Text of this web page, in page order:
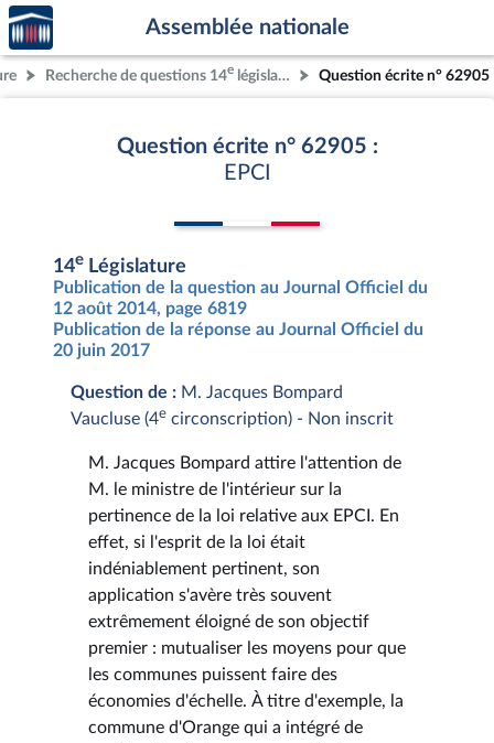
Aller au contenu
Aller en bas de la page
Accèder
à la
page
d'accueil
Assemblée nationale
Recherche de questions 14e législature Question écrite n° 62905
Question écrite n° 62905 :
EPCI
14e Législature
Publication de la question au Journal Officiel du
12 août 2014, page 6819
Publication de la réponse au Journal Officiel du
20 juin 2017
Question de : M. Jacques Bompard
Vaucluse (4e circonscription) - Non inscrit
M. Jacques Bompard attire l'attention de
M. le ministre de l'intérieur sur la
pertinence de la loi relative aux EPCI. En
effet, si l'esprit de la loi était
indéniablement pertinent, son
application s'avère très souvent
extrêmement éloigné de son objectif
premier : mutualiser les moyens pour que
les communes puissent faire des
économies d'échelle. À titre d'exemple, la
commune d'Orange qui a intégré de